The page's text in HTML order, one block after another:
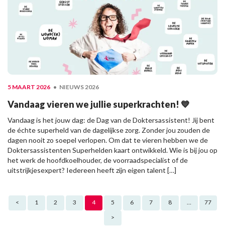
5 MAART 2026 NIEUWS 2026
Vandaag vieren we jullie superkrachten! 💙
Vandaag is het jouw dag: de Dag van de Doktersassistent! Jij bent
de échte superheld van de dagelijkse zorg. Zonder jou zouden de
dagen nooit zo soepel verlopen. Om dat te vieren hebben we de
Doktersassistenten Superhelden kaart ontwikkeld. Wie is bij jou op
het werk de hoofdkoelhouder, de voorraadspecialist of de
uitstrijkjesexpert? Iedereen heeft zijn eigen talent […]
Berichten paginering
< 1 2 3 4 5 6 7 8 …
77
>